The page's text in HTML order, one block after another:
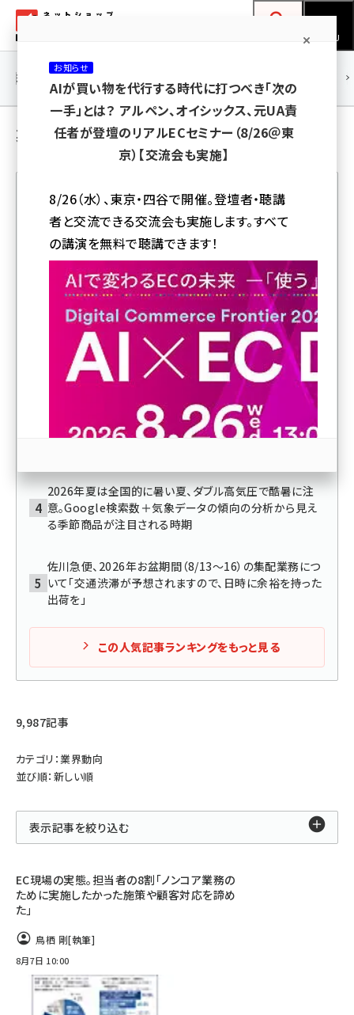
ン
ネットショップ担当者フォーラム
MENU
yahoo (1905)
楽天 (1873)
アスクル (1122)
base (1079)
ビィ・フォアード (776)
revico (744)
連載・特集 |
業界動向 の 記事
人気記事ランキング
ビジネスシーンの酷暑対策に空調を活用――。「洋服の青山」
が作業服のイメージを払拭した「空調ウエア」を発売
Amazonで3年連続カテゴリー1位の「タオル研究所」が
圧倒的なブランド力を築いたワケ。成功のカギは“伊澤プ
ラットフォーム”の構築とAmazonとの“密な協業”
日本郵便、「ゆうパック」を平均10％値上げ、「ゆうパケッ
ト」は全サイズ360円の新運賃、「クリックポスト」は185円
2026年夏は全国的に暑い夏、ダブル高気圧で酷暑に注
意。Google検索数＋気象データの傾向の分析から見え
る季節商品が注目される時期
佐川急便、2026年お盆期間（8/13～16）の集配業務につ
いて「交通渋滞が予想されますので、日時に余裕を持った
出荷を」
この人気記事ランキングをもっと見る
9,987記事
カテゴリ：業界動向
並び順：新しい順
表示記事を絞り込む
EC現場の実態。担当者の8割「ノンコア業務の
ために実施したかった施策や顧客対応を諦め
た」
鳥栖 剛[執筆]
8月7日 10:00
お知らせ
AIが買い物を代行する時代に打つべき「次の
一手」とは？ アルペン、オイシックス、元UA責
任者が登壇のリアルECセミナー（8/26＠東
京）【交流会も実施】
8/26（水）、東京・四谷で開催。登壇者・聴講
者と交流できる交流会も実施します。すべて
の講演を無料で聴講できます！
参加登録はこちら↑